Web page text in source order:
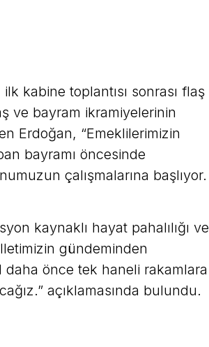
kabine toplantısı sonrası flaş
ve bayram ikramiyelerinin
Erdoğan, “Emeklilerimizin
bayramı öncesinde
çalışmalarına başlıyor.
kaynaklı hayat pahalılığı ve
gündeminden
daha önce tek haneli rakamlara
açıklamasında bulundu.